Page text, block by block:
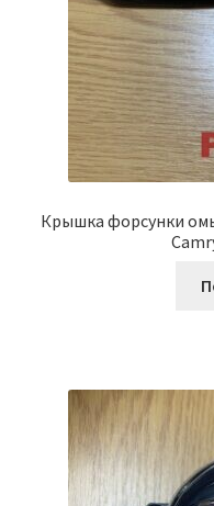
Крышка форсунки